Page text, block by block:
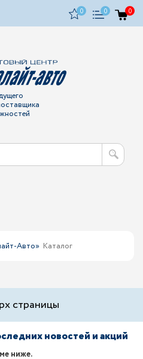
0 0 0
Авто» Каталог
страницы
новостей и акций
ниже.